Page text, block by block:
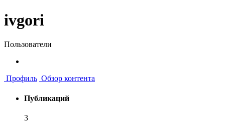
ivgori
Пользователи
Профиль Обзор контента
Публикаций
3